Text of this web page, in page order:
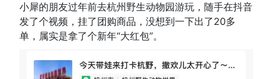
小犀的朋友过年前去杭州野生动物园游玩，随手在抖音
发了个视频，挂了团购商品，没想到一下出了20多
单，属实是拿了个新年“大红包”。